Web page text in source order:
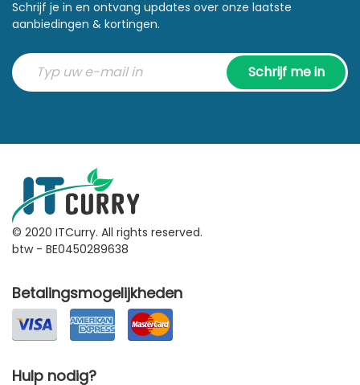
Schrijf je in en ontvang updates over onze laatste
aanbiedingen & kortingen.
Schrijf me in
© 2020 ITCurry. All rights reserved.
btw - BE0450289638
Betalingsmogelijkheden
Hulp nodig?